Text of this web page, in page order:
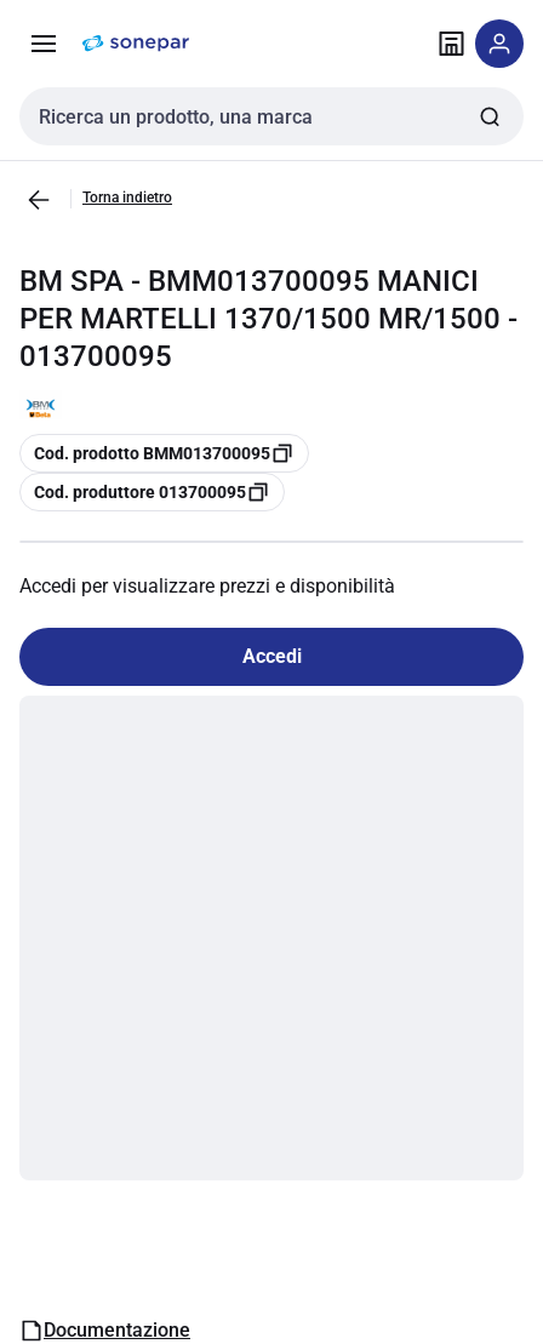
navigazione alla
Cerca input
Torna indietro
BM SPA - BMM013700095 MANICI
PER MARTELLI 1370/1500 MR/1500 -
013700095
copia
Cod. prodotto BMM013700095
copia
Cod. produttore 013700095
Accedi per visualizzare prezzi e disponibilità
Accedi
Documentazione